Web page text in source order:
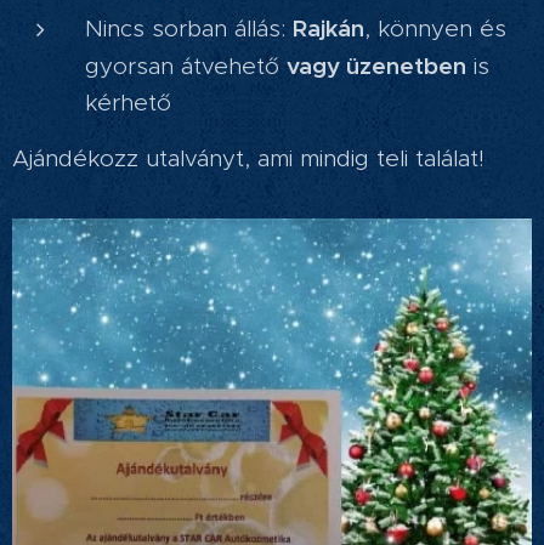
Nincs sorban állás: Rajkán, könnyen és
gyorsan átvehető vagy üzenetben is
kérhető
Ajándékozz utalványt, ami mindig teli találat!